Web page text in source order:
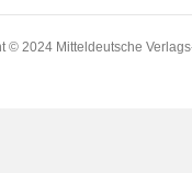
© 2024 Mitteldeutsche